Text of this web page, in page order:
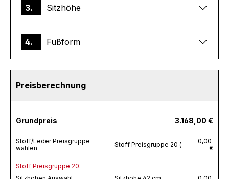
3. Sitzhöhe
4. Fußform
Preisberechnung
Grundpreis 3.168,00 €
Stoff/Leder Preisgruppe
wählen
Stoff Preisgruppe 20 (
0,00
€
Stoff Preisgruppe 20: